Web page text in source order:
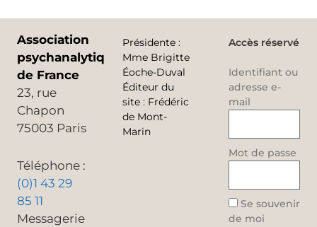
Association
psychanalytique
de France
23, rue
Chapon
75003 Paris
Téléphone :
(0)1 43 29
85 11
Messagerie
Présidente :
Mme Brigitte
Éoche-Duval
Éditeur du
site : Frédéric
de Mont-
Marin
Accès réservé
Identifiant ou
adresse e-
mail
Mot de passe
Se souvenir
de moi